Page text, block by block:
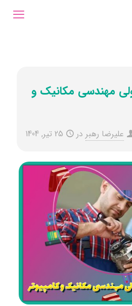
مهندسی مکانیک و
علیرضا رهبر در 25 تیر, 1404